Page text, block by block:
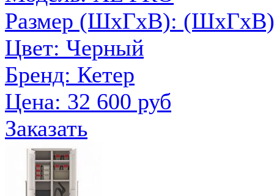
Размер (ШxГxВ):
Цвет: Черный
Бренд: Кетер
Цена: 32 600 руб
Заказать